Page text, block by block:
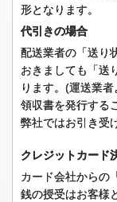
形となります。
代引きの場合
配送業者の「送り
おきましても「送
ります。(運送業
領収書を発行する
弊社ではお引き受
クレジットカード
カード会社からの
銭の授受はお客様